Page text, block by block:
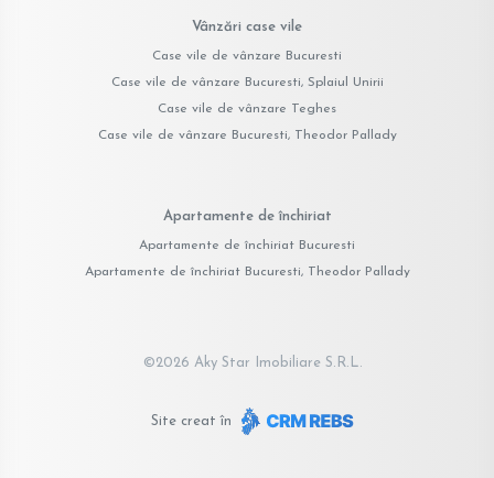
Vânzări case vile
Case vile de vânzare Bucuresti
Case vile de vânzare Bucuresti, Splaiul Unirii
Case vile de vânzare Teghes
Case vile de vânzare Bucuresti, Theodor Pallady
Apartamente de închiriat
Apartamente de închiriat Bucuresti
Apartamente de închiriat Bucuresti, Theodor Pallady
©2026 Aky Star Imobiliare S.R.L.
Site creat în